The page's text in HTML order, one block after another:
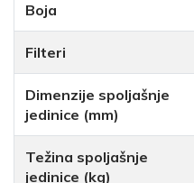
Boja
Filteri
Dimenzije spoljašnje
jedinice (mm)
Težina spoljašnje
jedinice (kg)